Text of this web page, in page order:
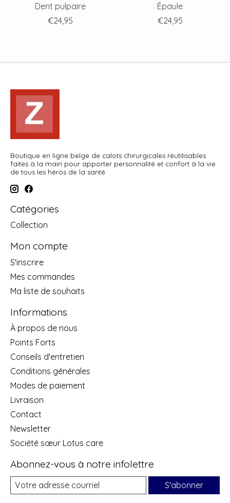
Dent pulpaire
€24,95
Épaule
€24,95
Boutique en ligne belge de calots chirurgicales réutilisables
faites à la main pour apporter personnalité et confort à la vie
de tous les héros de la santé
Catégories
Collection
Mon compte
S'inscrire
Mes commandes
Ma liste de souhaits
Informations
À propos de nous
Points Forts
Conseils d'entretien
Conditions générales
Modes de paiement
Livraison
Contact
Newsletter
Société sœur Lotus care
Abonnez-vous à notre infolettre
S'abonner